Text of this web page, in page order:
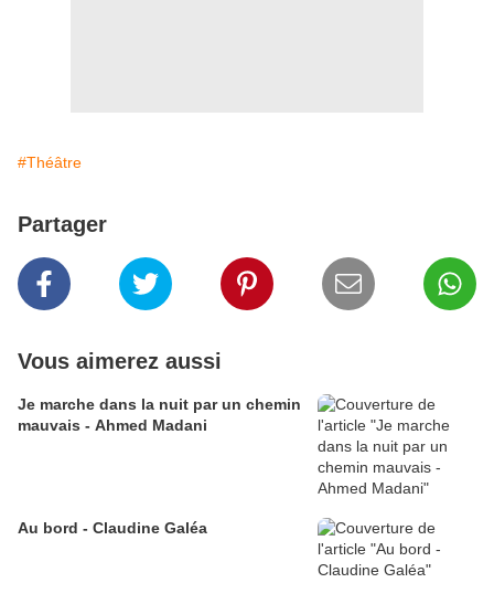
#Théâtre
Partager
Vous aimerez aussi
Je marche dans la nuit par un chemin
mauvais - Ahmed Madani
Au bord - Claudine Galéa